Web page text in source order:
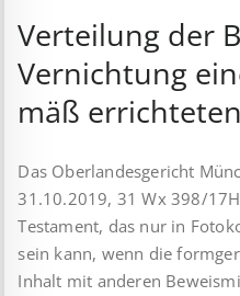
Ver­teil­ung der
Ver­nicht­ung
mäß
Das Oberlandesgericht
31.10.2019, 31 Wx 398/
Testament, das nur in
sein kann, wenn die
Inhalt mit anderen